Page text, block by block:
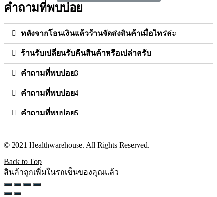
คำถามที่พบบ่อย
หลังจากโอนเงินแล้วร้านจัดส่งสินค้าเมื่อไหร่ค่ะ
ร้านรับเปลี่ยนรับคืนสินค้าหรือเปล่าครับ
คำถามที่พบบ่อย3
คำถามที่พบบ่อย4
คำถามที่พบบ่อย5
© 2021 Healthwarehouse. All Rights Reserved.
Back to Top
สินค้าถูกเพิ่มในรถเข็นของคุณแล้ว